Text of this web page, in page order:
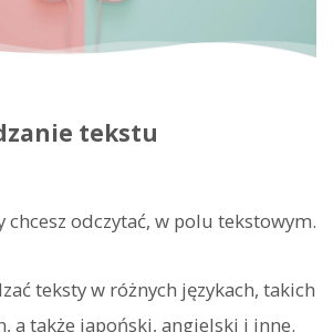
tekstu
chcesz odczytać, w polu tekstowym.
teksty w różnych językach, takich
a także japoński, angielski i inne.